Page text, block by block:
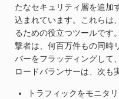
たなセキュリティ層を追加
込まれています。これらは
るための役立つツールです
撃者は、何百万件もの同時
バーをフラッディングして
ロードバランサーは、次も
トラフィックをモニタ